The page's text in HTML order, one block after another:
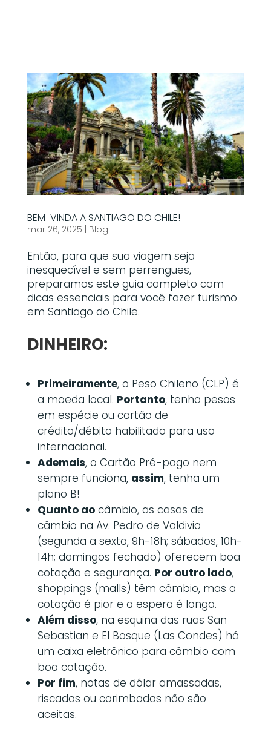
BEM-VINDA A SANTIAGO DO CHILE!
mar 26, 2025 Blog
Então, para que sua viagem seja
inesquecível e sem perrengues,
preparamos este guia completo com
dicas essenciais para você fazer turismo
em Santiago do Chile.
DINHEIRO:
Primeiramente, o Peso Chileno (CLP) é
a moeda local. Portanto, tenha pesos
em espécie ou cartão de
crédito/débito habilitado para uso
internacional.
Ademais, o Cartão Pré-pago nem
sempre funciona, assim, tenha um
plano B!
Quanto aocâmbio, as casas de
câmbio na Av. Pedro de Valdivia
(segunda a sexta, 9h-18h; sábados, 10h-
14h; domingos fechado) oferecem boa
cotação e segurança. Por outro lado,
shoppings (malls) têm câmbio, mas a
cotação é pior e a espera é longa.
Além disso, na esquina das ruas San
Sebastian e El Bosque (Las Condes) há
um caixa eletrônico para câmbio com
boa cotação.
Por fim, notas de dólar amassadas,
riscadas ou carimbadas não são
aceitas.